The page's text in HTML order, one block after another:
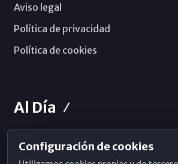
Aviso legal
Política de privacidad
Política de cookies
Al Día
Horarios de Misa
Configuración de cookies